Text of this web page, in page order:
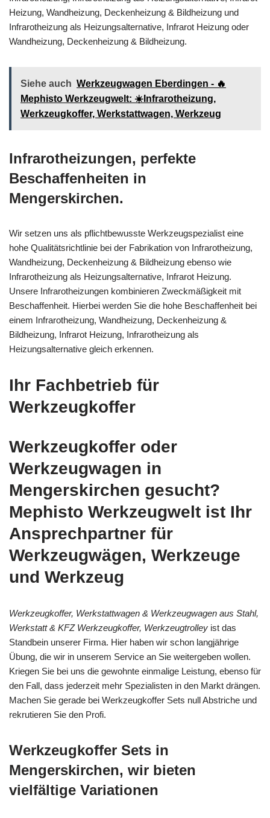
Heizung, Wandheizung, Deckenheizung & Bildheizung und
Infrarotheizung als Heizungsalternative, Infrarot Heizung oder
Wandheizung, Deckenheizung & Bildheizung.
Siehe auch Werkzeugwagen Eberdingen - 🔥
Mephisto Werkzeugwelt: ☀️Infrarotheizung,
Werkzeugkoffer, Werkstattwagen, Werkzeug
Infrarotheizungen, perfekte
Beschaffenheiten in
Mengerskirchen.
Wir setzen uns als pflichtbewusste Werkzeugspezialist eine
hohe Qualitätsrichtlinie bei der Fabrikation von Infrarotheizung,
Wandheizung, Deckenheizung & Bildheizung ebenso wie
Infrarotheizung als Heizungsalternative, Infrarot Heizung.
Unsere Infrarotheizungen kombinieren Zweckmäßigkeit mit
Beschaffenheit. Hierbei werden Sie die hohe Beschaffenheit bei
einem Infrarotheizung, Wandheizung, Deckenheizung &
Bildheizung, Infrarot Heizung, Infrarotheizung als
Heizungsalternative gleich erkennen.
Ihr Fachbetrieb für
Werkzeugkoffer
Werkzeugkoffer oder
Werkzeugwagen in
Mengerskirchen gesucht?
Mephisto Werkzeugwelt ist Ihr
Ansprechpartner für
Werkzeugwägen, Werkzeuge
und Werkzeug
Werkzeugkoffer, Werkstattwagen & Werkzeugwagen aus Stahl,
Werkstatt & KFZ Werkzeugkoffer, Werkzeugtrolley ist das
Standbein unserer Firma. Hier haben wir schon langjährige
Übung, die wir in unserem Service an Sie weitergeben wollen.
Kriegen Sie bei uns die gewohnte einmalige Leistung, ebenso für
den Fall, dass jederzeit mehr Spezialisten in den Markt drängen.
Machen Sie gerade bei Werkzeugkoffer Sets null Abstriche und
rekrutieren Sie den Profi.
Werkzeugkoffer Sets in
Mengerskirchen, wir bieten
vielfältige Variationen